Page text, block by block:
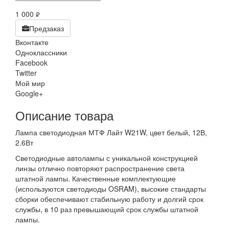
1 000 руб.
Предзаказ
Вконтакте
Одноклассники
Facebook
Twitter
Мой мир
Google+
Описание товара
Лампа светодиодная МТФ Лайт W21W, цвет белый, 12В,
2.6Вт
Светодиодные автолампы с уникальной конструкцией
линзы отлично повторяют распространение света
штатной лампы. Качественные комплектующие
(используются светодиоды OSRAM), высокие стандарты
сборки обеспечивают стабильную работу и долгий срок
службы, в 10 раз превышающий срок службы штатной
лампы.